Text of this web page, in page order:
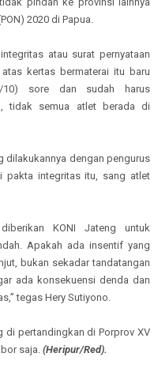
2020 di Papua.
atau surat pernyataan
kertas bermaterai itu baru
10) sore dan sudah harus
tidak semua atlet berada di
dilakukannya dengan pengurus
pakta integritas itu, sang atlet
diberikan KONI Jateng untuk
Apakah ada insentif yang
bukan sekadar tandatangan
ada konsekuensi denda dan
tegas Hery Sutiyono.
di pertandingkan di Porprov XV
saja. (Heripur/Red).